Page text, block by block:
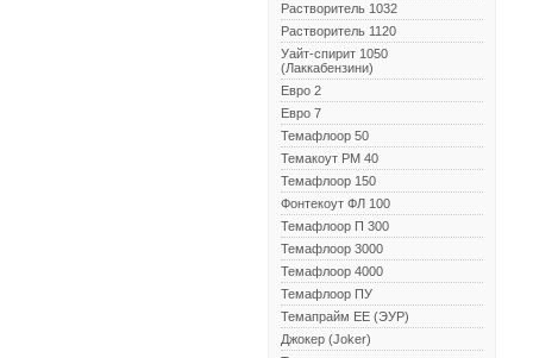
Растворитель 1032
Растворитель 1120
Уайт-спирит 1050
(Лаккабензини)
Евро 2
Евро 7
Темафлоор 50
Темакоут РМ 40
Темафлоор 150
Фонтекоут ФЛ 100
Темафлоор П 300
Темафлоор 3000
Темафлоор 4000
Темафлоор ПУ
Темапрайм ЕЕ (ЭУР)
Джокер (Joker)